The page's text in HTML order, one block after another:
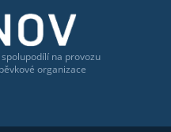
na provozu
organizace